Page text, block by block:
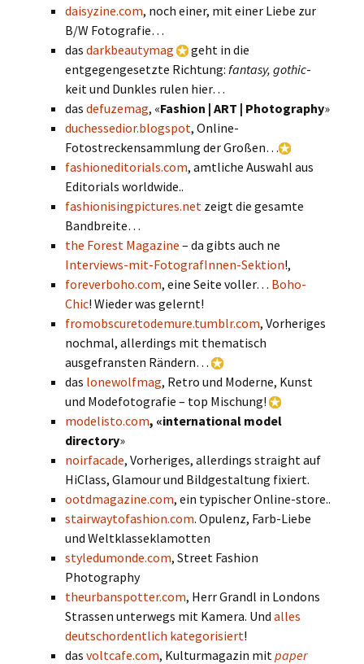
daisyzine.com, noch einer, mit einer Liebe zur
B/W Fotografie…
das darkbeautymag
geht in die
entgegengesetzte Richtung: fantasy, gothic-
keit und Dunkles rulen hier…
das defuzemag, «Fashion | ART | Photography»
duchessedior.blogspot, Online-
Fotostreckensammlung der Großen…
fashioneditorials.com, amtliche Auswahl aus
Editorials worldwide..
fashionisingpictures.net zeigt die gesamte
Bandbreite…
the Forest Magazine – da gibts auch ne
Interviews-mit-FotografInnen-Sektion!,
foreverboho.com, eine Seite voller… Boho-
Chic! Wieder was gelernt!
fromobscuretodemure.tumblr.com, Vorheriges
nochmal, allerdings mit thematisch
ausgefransten Rändern…
das lonewolfmag, Retro und Moderne, Kunst
und Modefotografie – top Mischung!
modelisto.com, «international model
directory»
noirfacade, Vorheriges, allerdings straight auf
HiClass, Glamour und Bildgestaltung fixiert.
ootdmagazine.com, ein typischer Online-store..
stairwaytofashion.com. Opulenz, Farb-Liebe
und Weltklasseklamotten
styledumonde.com, Street Fashion
Photography
theurbanspotter.com, Herr Grandl in Londons
Strassen unterwegs mit Kamera. Und alles
deutschordentlich kategorisiert!
das voltcafe.com, Kulturmagazin mit paper